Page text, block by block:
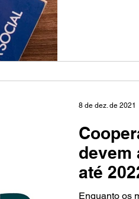
devem
até
Enquanto os
8 de dez. de 2021